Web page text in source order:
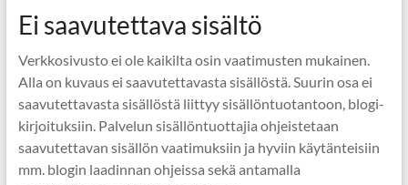
Ei saavutettava sisältö
Verkkosivusto ei ole kaikilta osin vaatimusten mukainen.
Alla on kuvaus ei saavutettavasta sisällöstä. Suurin osa ei
saavutettavasta sisällöstä liittyy sisällöntuotantoon, blogi-
kirjoituksiin. Palvelun sisällöntuottajia ohjeistetaan
saavutettavan sisällön vaatimuksiin ja hyviin käytänteisiin
mm. blogin laadinnan ohjeissa sekä antamalla